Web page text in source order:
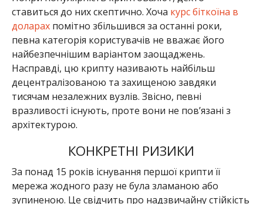
За понад 15 років існування першої крипти її
мережа жодного разу не була зламаною або
зупиненою. Це свідчить про надзвичайну стійкість
та ефективність її децентралізованої моделі. Що
стосується конкретних ризиків, то це:
концентрація майнінгових потужностей
(або пули);
майнінгу;
геополітичні виклики та регуляція;